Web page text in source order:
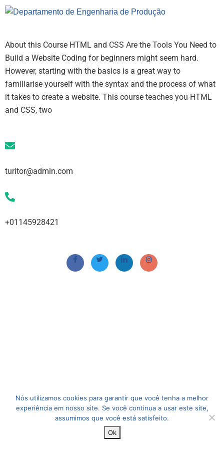
About this Course HTML and CSS Are the Tools You Need to
Build a Website Coding for beginners might seem hard.
However, starting with the basics is a great way to
familiarise yourself with the syntax and the process of what
it takes to create a website. This course teaches you HTML
and CSS, two
turitor@admin.com
+01145928421
Nós utilizamos cookies para garantir que você tenha a melhor
experiência em nosso site. Se você continua a usar este site,
assumimos que você está satisfeito.
Ok